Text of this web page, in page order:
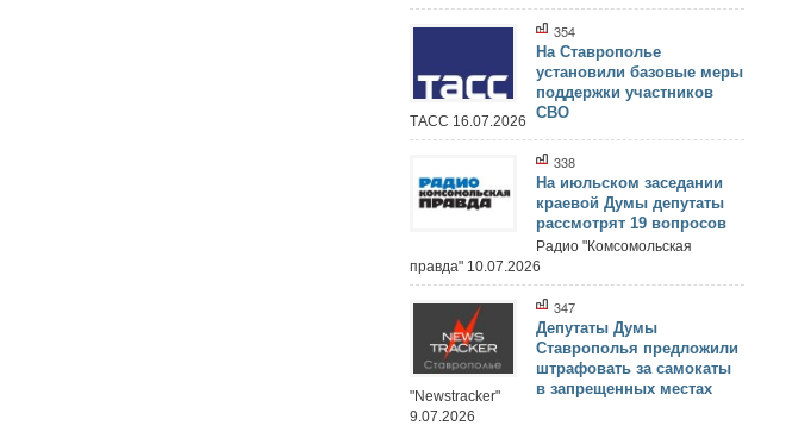
354
На Ставрополье
установили базовые меры
поддержки участников
СВО
ТАСС 16.07.2026
338
На июльском заседании
краевой Думы депутаты
рассмотрят 19 вопросов
Радио "Комсомольская
правда" 10.07.2026
347
Депутаты Думы
Ставрополья предложили
штрафовать за самокаты
в запрещенных местах
"Newstracker"
9.07.2026